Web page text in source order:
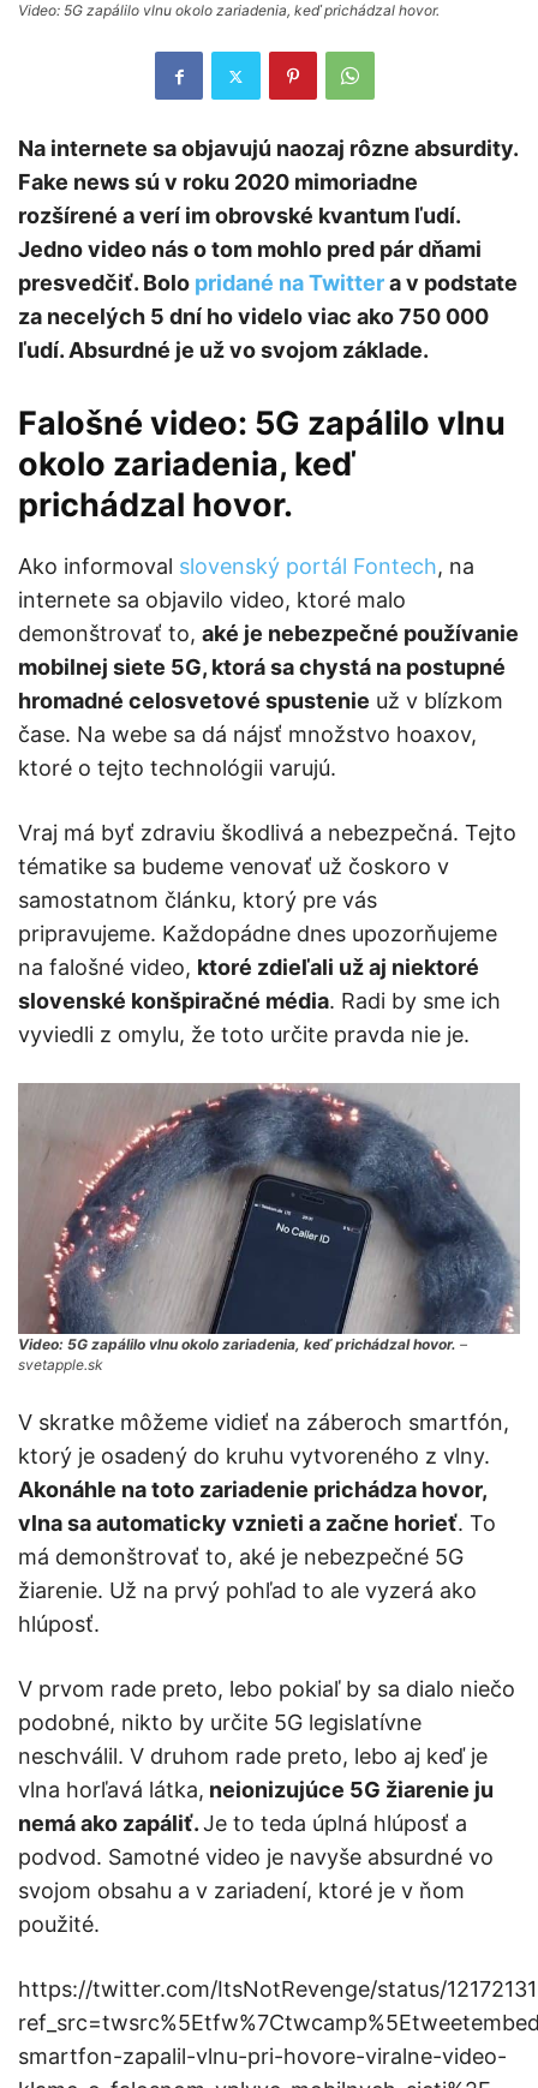
Video: 5G zapálilo vlnu okolo zariadenia, keď prichádzal hovor.
Na internete sa objavujú naozaj rôzne absurdity.
Fake news sú v roku 2020 mimoriadne
rozšírené a verí im obrovské kvantum ľudí.
Jedno video nás o tom mohlo pred pár dňami
presvedčiť. Bolo pridané na Twittera v podstate
za necelých 5 dní ho videlo viac ako 750 000
ľudí. Absurdné je už vo svojom základe.
Falošné video: 5G zapálilo vlnu
okolo zariadenia, keď
prichádzal hovor.
Ako informoval slovenský portál Fontech, na
internete sa objavilo video, ktoré malo
demonštrovať to, aké je nebezpečné používanie
mobilnej siete 5G, ktorá sa chystá na postupné
hromadné celosvetové spustenie už v blízkom
čase. Na webe sa dá nájsť množstvo hoaxov,
ktoré o tejto technológii varujú.
Vraj má byť zdraviu škodlivá a nebezpečná. Tejto
tématike sa budeme venovať už čoskoro v
samostatnom článku, ktorý pre vás
pripravujeme. Každopádne dnes upozorňujeme
na falošné video, ktoré zdieľali už aj niektoré
slovenské konšpiračné média. Radi by sme ich
vyviedli z omylu, že toto určite pravda nie je.
Video: 5G zapálilo vlnu okolo zariadenia, keď prichádzal hovor. –
svetapple.sk
V skratke môžeme vidieť na záberoch smartfón,
ktorý je osadený do kruhu vytvoreného z vlny.
Akonáhle na toto zariadenie prichádza hovor,
vlna sa automaticky vznieti a začne horieť. To
má demonštrovať to, aké je nebezpečné 5G
žiarenie. Už na prvý pohľad to ale vyzerá ako
hlúposť.
V prvom rade preto, lebo pokiaľ by sa dialo niečo
podobné, nikto by určite 5G legislatívne
neschválil. V druhom rade preto, lebo aj keď je
vlna horľavá látka, neionizujúce 5G žiarenie ju
nemá ako zapáliť.Je to teda úplná hlúposť a
podvod. Samotné video je navyše absurdné vo
svojom obsahu a v zariadení, ktoré je v ňom
použité.
https://twitter.com/ItsNotRevenge/status/
smartfon-zapalil-vlnu-pri-hovore-viralne-video-